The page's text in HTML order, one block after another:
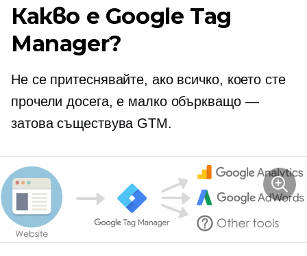
Какво е Google Tag
Manager?
Не се притеснявайте, ако всичко, което сте
прочели досега, е малко объркващо —
затова съществува GTM.